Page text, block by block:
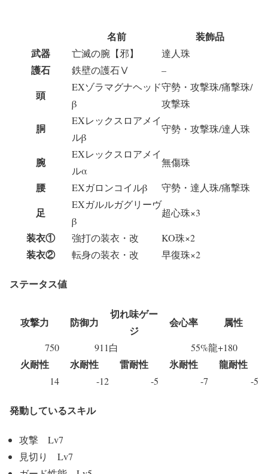
名前
装飾品
武器
亡滅の腕【邪】 達人珠
護石 鉄壁の護石Ⅴ –
頭
EXゾラマグナヘッド
β
守勢・攻撃珠/痛撃珠/
攻撃珠
胴
EXレックスロアメイ
ルβ
守勢・攻撃珠/達人珠
腕
EXレックスロアメイ
ルα
無傷珠
腰 EXガロンコイルβ 守勢・達人珠/痛撃珠
足
EXガルルガグリーヴ
β
超心珠×3
装衣① 強打の装衣・改 KO珠×2
装衣② 転身の装衣・改 早復珠×2
ステータス値
攻撃力 防御力
切れ味ゲー
ジ
会心率 属性
750 911白 55%龍+180
火耐性 水耐性 雷耐性 氷耐性 龍耐性
14 -12 -5 -7 -5
発動しているスキル
攻撃 Lv7
見切り Lv7